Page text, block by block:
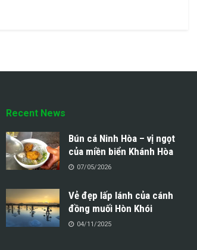
Recent News
Bún cá Ninh Hòa – vị ngọt
của miền biển Khánh Hòa
07/05/2026
Vẻ đẹp lấp lánh của cánh
đồng muối Hòn Khói
04/11/2025